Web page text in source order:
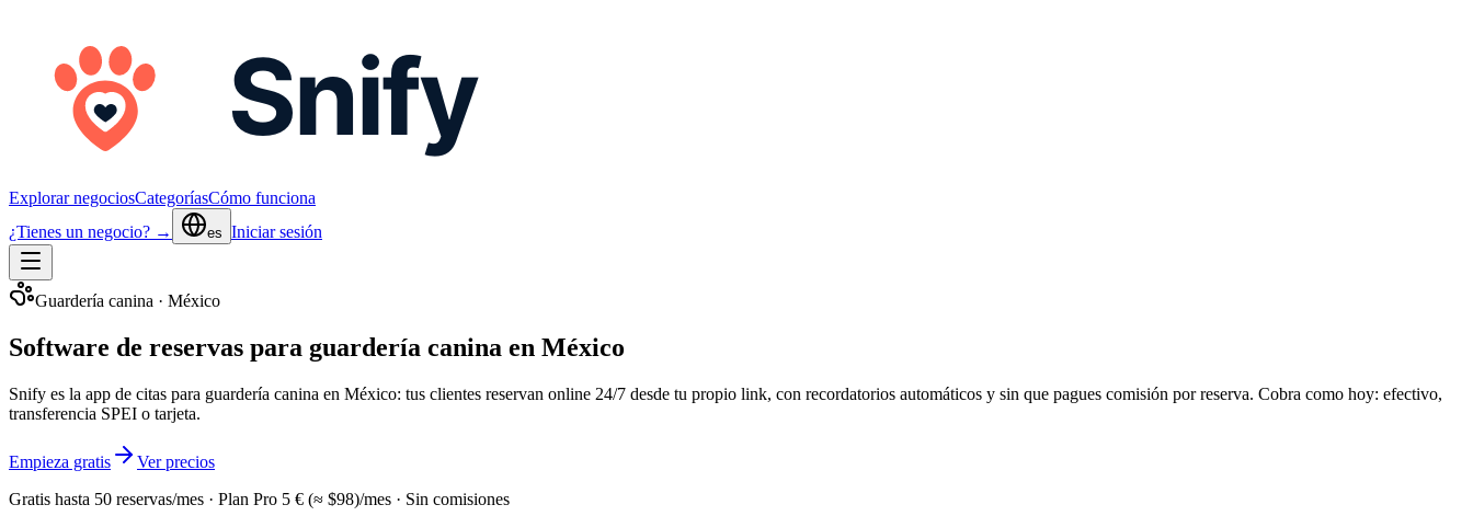
Explorar negociosCategoríasCómo funciona
¿Tienes un negocio? →
es Iniciar sesión
Guardería canina · México
Software de reservas para guardería canina en México
Snify es la app de citas para guardería canina en México: tus clientes reservan online 24/7 desde tu propio link, con recordatorios automáticos y sin que pagues comisión por reserva. Cobra como hoy: efectivo,
transferencia SPEI o tarjeta.
Empieza gratis
Ver precios
Gratis hasta 50 reservas/mes · Plan Pro 5 € (≈ $98)/mes · Sin comisiones